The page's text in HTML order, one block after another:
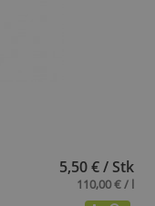
5,50 € / Stk
110,00 € / l